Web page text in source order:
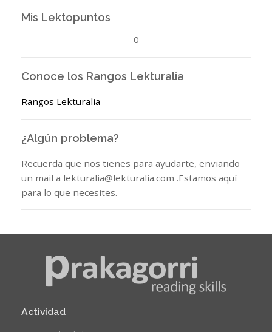
Mis Lektopuntos
0
Conoce los Rangos Lekturalia
Rangos Lekturalia
¿Algún problema?
Recuerda que nos tienes para ayudarte, enviando
un mail a lekturalia@lekturalia.com .Estamos aquí
para lo que necesites.
Actividad